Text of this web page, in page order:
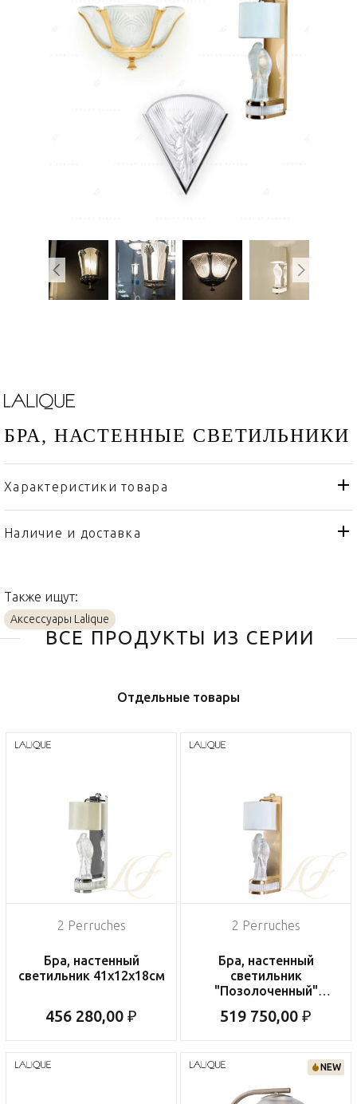
БРА, НАСТЕННЫЕ СВЕТИЛЬНИКИ
Характеристики товара
Бренд
Lalique
Страна производителя
Наличие и доставка
Также ищут:
Аксессуары Lalique
ВСЕ ПРОДУКТЫ ИЗ СЕРИИ
Отдельные товары
2 Perruches
Бра, настенный
светильник 41x12x18см
456 280,00 ₽
2 Perruches
Бра, настенный
светильник
"Позолоченный"
519 750,00 ₽
NEW